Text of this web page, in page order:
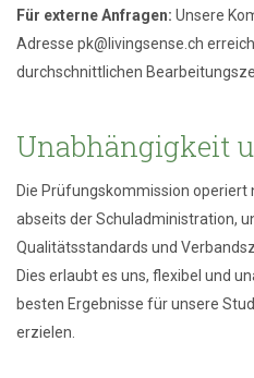
Für externe Anfragen: Unsere
Adresse pk@livingsense.ch
durchschnittlichen
Unabhängigkeit
Die Prüfungskommission operiert
abseits der Schuladministration,
Qualitätsstandards und
Dies erlaubt es uns, flexibel und
besten Ergebnisse für unsere
erzielen.